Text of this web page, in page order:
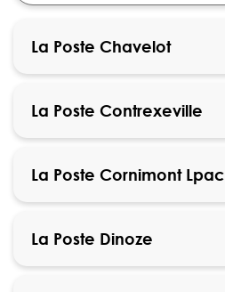
La Poste Chavelot
La Poste Contrexeville
La Poste Cornimont Lpac
La Poste Dinoze